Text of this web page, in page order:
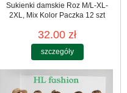
Sukienki damskie Roz M/L-XL-
2XL, Mix Kolor Paczka 12 szt
32.00 zł
szczegóły